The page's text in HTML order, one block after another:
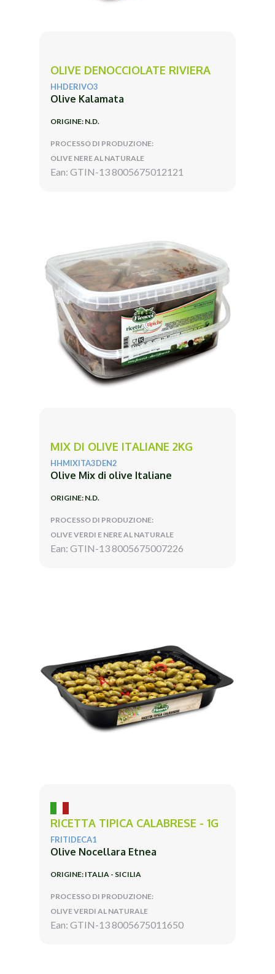
OLIVE DENOCCIOLATE RIVIERA
HHDERIVO3
Olive Kalamata
ORIGINE: N.D.
PROCESSO DI PRODUZIONE:
OLIVE NERE AL NATURALE
Ean: GTIN-13 8005675012121
MIX DI OLIVE ITALIANE 2KG
HHMIXITA3DEN2
Olive Mix di olive Italiane
ORIGINE: N.D.
PROCESSO DI PRODUZIONE:
OLIVE VERDI E NERE AL NATURALE
Ean: GTIN-13 8005675007226
RICETTA TIPICA CALABRESE - 1G
FRITIDECA1
Olive Nocellara Etnea
ORIGINE: ITALIA - SICILIA
PROCESSO DI PRODUZIONE:
OLIVE VERDI AL NATURALE
Ean: GTIN-13 8005675011650